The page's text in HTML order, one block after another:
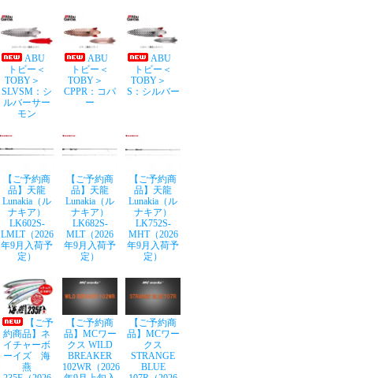
ABU
トビー＜
TOBY＞
SLVSM：シ
ルバーサー
モン
ABU
トビー＜
TOBY＞
CPPR：コパ
ー
ABU
トビー＜
TOBY＞
S：シルバー
【ご予約商
品】天龍
Lunakia（ル
ナキア）
LK602S-
LMLT（2026
年9月入荷予
定）
【ご予約商
品】天龍
Lunakia（ル
ナキア）
LK682S-
MLT（2026
年9月入荷予
定）
【ご予約商
品】天龍
Lunakia（ル
ナキア）
LK752S-
MHT（2026
年9月入荷予
定）
【ご予
約商品】ネ
イチャーボ
ーイズ 海
燕
【ご予約商
品】MCワー
クス WILD
BREAKER
102WR（2026
【ご予約商
品】MCワー
クス
STRANGE
BLUE